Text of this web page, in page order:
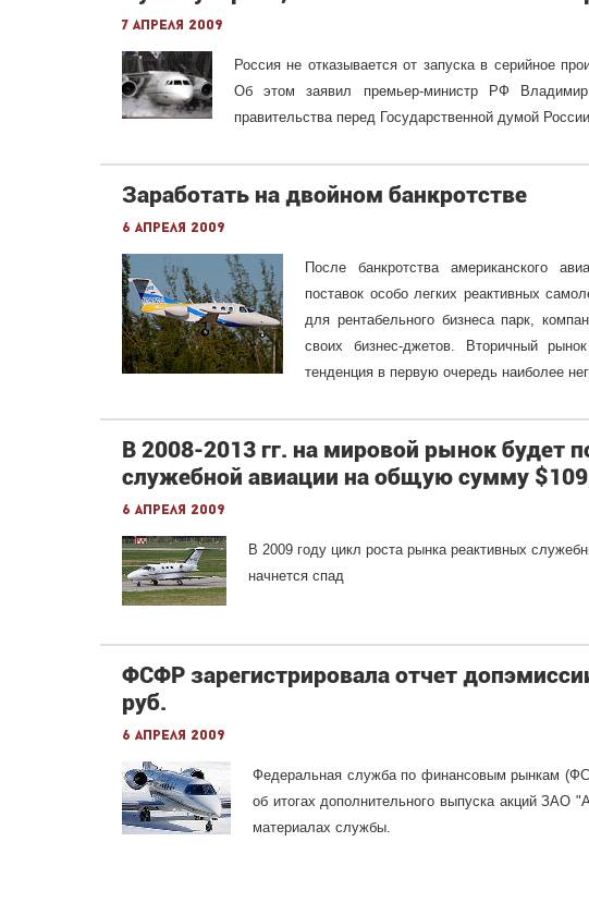
7 апреля 2009
Россия не отказывается от запуска в серийное
Об этом заявил премьер-министр РФ
правительства перед Государственной думой
Заработать на двойном банкротстве
6 апреля 2009
После банкротства американского
поставок особо легких реактивных
для рентабельного бизнеса парк,
своих бизнес-джетов. Вторичный
тенденция в первую очередь наиболее
В 2008-2013 гг. на мировой рынок будет
служебной авиации на общую сумму
6 апреля 2009
В 2009 году цикл роста рынка реактивных
начнется спад
ФСФР зарегистрировала отчет
руб.
6 апреля 2009
Федеральная служба по финансовым рынкам
об итогах дополнительного выпуска акций
материалах службы.